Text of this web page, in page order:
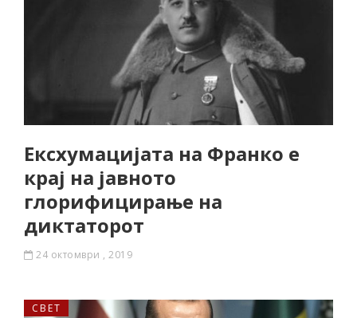
Ексхумацијата на Франко е
крај на јавното
глорифицирање на
диктаторот
24 октомври , 2019
СВЕТ